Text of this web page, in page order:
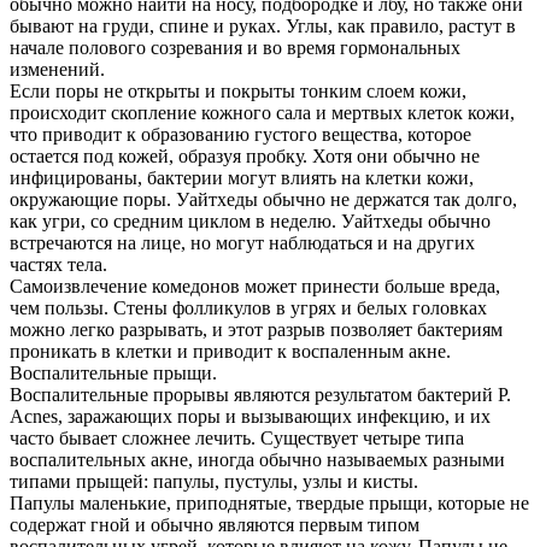
обычно можно найти на носу, подбородке и лбу, но также они
бывают на груди, спине и руках. Углы, как правило, растут в
начале полового созревания и во время гормональных
изменений.
Если поры не открыты и покрыты тонким слоем кожи,
происходит скопление кожного сала и мертвых клеток кожи,
что приводит к образованию густого вещества, которое
остается под кожей, образуя пробку. Хотя они обычно не
инфицированы, бактерии могут влиять на клетки кожи,
окружающие поры. Уайтхеды обычно не держатся так долго,
как угри, со средним циклом в неделю. Уайтхеды обычно
встречаются на лице, но могут наблюдаться и на других
частях тела.
Самоизвлечение комедонов может принести больше вреда,
чем пользы. Стены фолликулов в угрях и белых головках
можно легко разрывать, и этот разрыв позволяет бактериям
проникать в клетки и приводит к воспаленным акне.
Воспалительные прыщи.
Воспалительные прорывы являются результатом бактерий P.
Acnes, заражающих поры и вызывающих инфекцию, и их
часто бывает сложнее лечить. Существует четыре типа
воспалительных акне, иногда обычно называемых разными
типами прыщей: папулы, пустулы, узлы и кисты.
Папулы маленькие, приподнятые, твердые прыщи, которые не
содержат гной и обычно являются первым типом